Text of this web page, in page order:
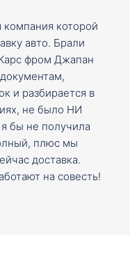
компания которой
авто. Брали
фром Джапан
и разбирается в
не было НИ
бы не получила
плюс мы
доставка.
на совесть!